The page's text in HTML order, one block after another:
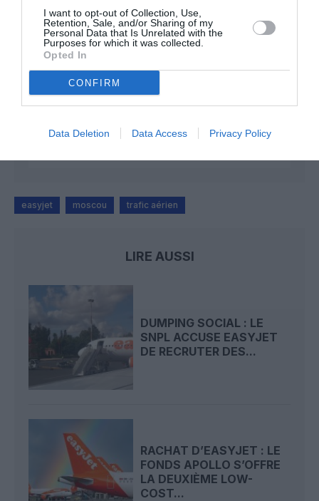
I want to opt-out of Collection, Use,
Retention, Sale, and/or Sharing of my
Personal Data that Is Unrelated with the
Purposes for which it was collected.
Opted In
CONFIRM
Data Deletion Data Access Privacy Policy
Badissi novembria commenté l'article :
Ryanair au Maroc : un programme hivernal record pour
relier le Royaume à 14 pays européens
Il s’est masturbé sur une passagère endormie : trois ans
easyjet moscou trafic aérien
LIRE AUSSI
DUMPING SOCIAL : LE
SNPL ACCUSE EASYJET
DE RECRUTER DES...
RACHAT D’EASYJET : LE
FONDS APOLLO S’OFFRE
LA DEUXIÈME LOW-
COST...